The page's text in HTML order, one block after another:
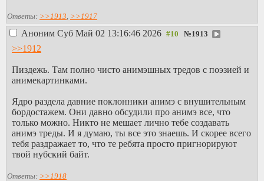
Ответы: >>1913, >>1917
Аноним Суб Май 02 13:16:46 2026 №1913
>>1912
Пиздежь. Там полно чисто анимэшных тредов с поэзией и
анимекартинками.
Ядро раздела давние поклонники анимэ с внушительным
бордостажем. Они давно обсудили про анимэ все, что
только можно. Никто не мешает лично тебе создавать
анимэ треды. И я думаю, ты все это знаешь. И скорее всего
тебя раздражает то, что те ребята просто пригнорируют
твой нубский байт.
Ответы: >>1918